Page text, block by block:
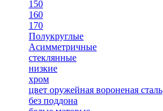
150
160
170
Полукруглые
Асимметричные
стеклянные
низкие
хром
цвет оружейная вороненая сталь
без поддона